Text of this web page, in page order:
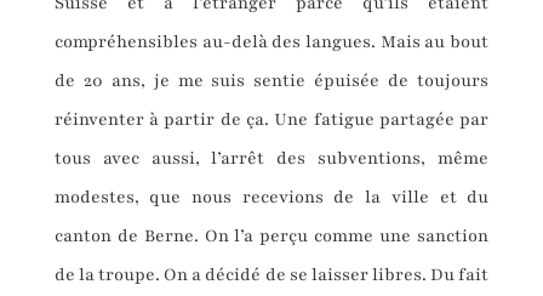
compréhensibles au-delà des langues. Mais au bout
de 20 ans, je me suis sentie épuisée de toujours
réinventer à partir de ça. Une fatigue partagée par
tous avec aussi, l’arrêt des subventions, même
modestes, que nous recevions de la ville et du
canton de Berne. On l’a perçu comme une sanction
de la troupe. On a décidé de se laisser libres. Du fait